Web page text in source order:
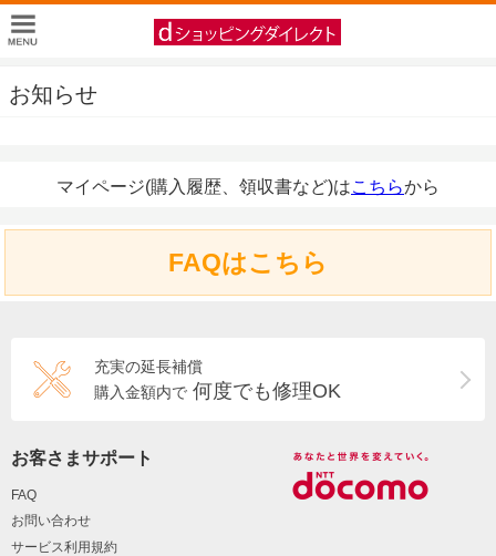
お知らせ
マイページ(購入履歴、領収書など)はこちらから
FAQはこちら
充実の延長補償
購入金額内で 何度でも修理OK
お客さまサポート
FAQ
お問い合わせ
サービス利用規約